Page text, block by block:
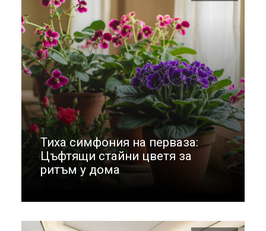
Тиха симфония на перваза:
Цъфтящи стайни цветя за
ритъм у дома